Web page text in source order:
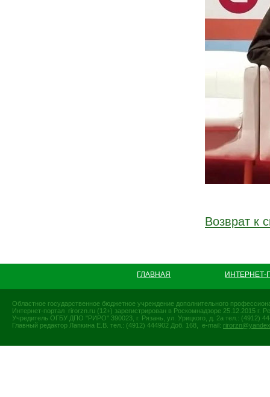
Возврат к
ГЛАВНАЯ
Областное государственное бюджетное учреждение дополнительного
Интернет-портал rirorzn.ru (12+) зарегистрирован в Роскомнадзоре 25.12.2015
Учредитель ОГБУ ДПО "РИРО" 390023, г. Рязань, ул. Урицкого, д. 2а тел.: (4912)
Главный редактор Лапкина Е.В. тел.: (4912) 444902 Доб. 168, e-mail: